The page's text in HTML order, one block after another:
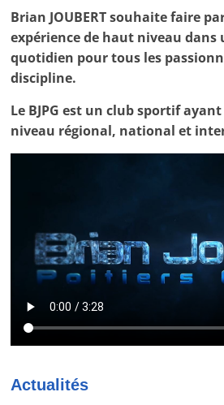
pour
tous
les
passionnés
de
patinage
artistique.
Brian JOUBERT souhaite faire
expérience de haut niveau dans
quotidien pour tous les
discipline.
Le BJPG est un club sportif
niveau régional, national et
Actualités